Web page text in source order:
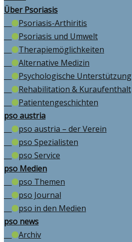
Über Psoriasis
Psoriasis-Arthiritis
Psoriasis und Umwelt
Therapiemöglichkeiten
Alternative Medizin
Psychologische Unterstützung
Rehabilitation & Kuraufenthalt
Patientengeschichten
pso austria
pso austria – der Verein
pso Spezialisten
pso Service
pso Medien
pso Themen
pso Journal
pso in den Medien
pso news
Archiv